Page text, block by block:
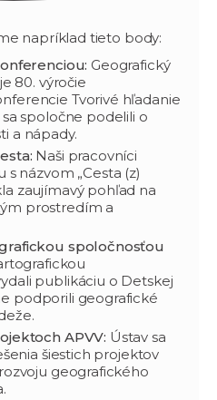
napríklad tieto body:
Geografický
80. výročie
Tvorivé hľadanie
spoločne podelili o
a nápady.
Naši pracovníci
s názvom „Cesta (z)
zaujímavý pohľad na
prostredím a
spoločnosťou
publikáciu o Detskej
podporili geografické
APVV: Ústav sa
šiestich projektov
geografického